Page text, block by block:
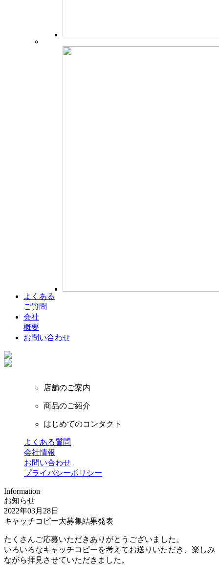
よくある
ご質問
会社
概要
お問い合わせ
店舗のご案内
商品のご紹介
はじめてのコンタクト
よくある質問
会社情報
お問い合わせ
プライバシーポリシー
Information
お知らせ
2022年03月28日
キャッチコピー大募集結果発表
たくさんご応募いただきありがとうございました。
いろいろなキャッチコピーを考えてお送りいただき、楽しみ
ながら拝見させていただきました。